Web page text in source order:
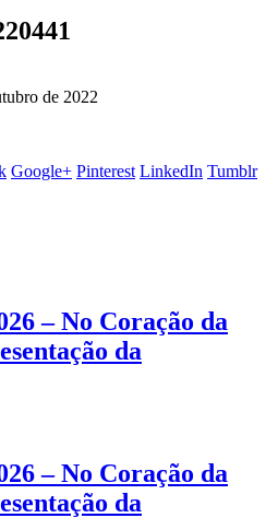
de 2022
Google+ Pinterest LinkedIn Tumblr
– No Coração da
da
– No Coração da
da